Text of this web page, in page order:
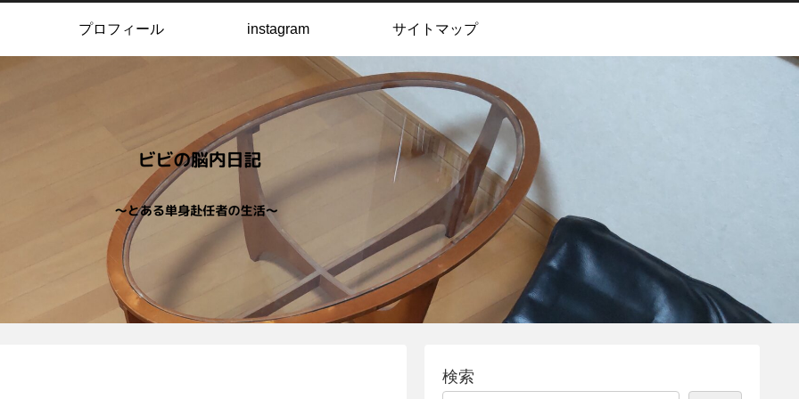
プロフィール instagram サイトマップ
検索